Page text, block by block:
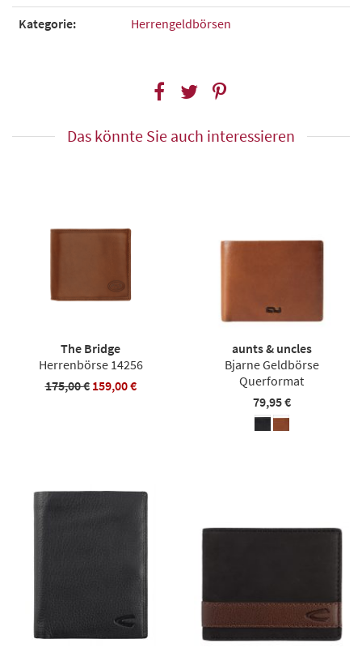
Kategorie: Herrengeldbörsen
Das könnte Sie auch interessieren
The Bridge
Herrenbörse 14256
175,00 € 159,00 €
aunts & uncles
Bjarne Geldbörse
Querformat
79,95 €